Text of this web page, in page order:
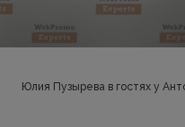
Юлия Пузырева в гостях у